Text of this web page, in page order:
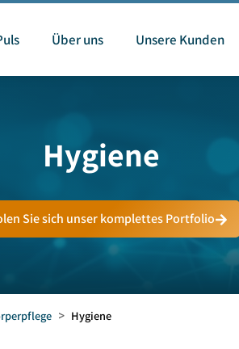
Über uns Unsere Kunden
Hygiene
Sie sich unser komplettes Portfolio
> Hygiene